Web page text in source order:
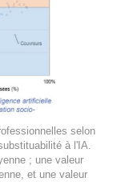
selon
à l'IA.
; une valeur
et une valeur